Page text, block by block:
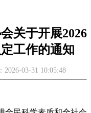
关于开展2026
工作的通知
2026-03-31 10:05:48